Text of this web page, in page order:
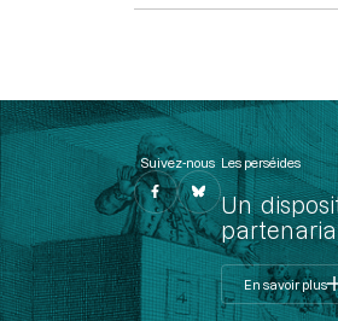
Suivez-nous Les perséides
Un
En savoir plus